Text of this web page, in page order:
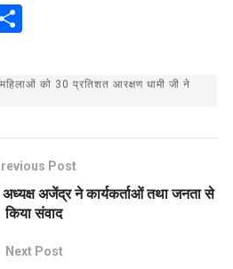
ar
महिलाओं को 30 प्रतिशत आरक्षण धामी जी ने
Post
अजेंद्र ने कार्यकर्ताओं तथा जनता से
किया संवाद
Next Post